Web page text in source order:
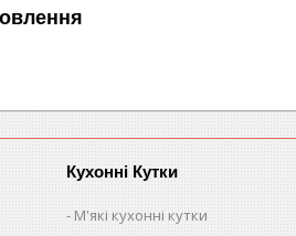
Кухонні Кутки
М'які кухонні кутки